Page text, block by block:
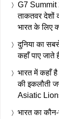
G7 Summit
ताकतवर
भारत के लिए
दुनिया का
कहाँ पाए जाते
भारत में कहाँ
की इकलौती
Asiatic
भारत का